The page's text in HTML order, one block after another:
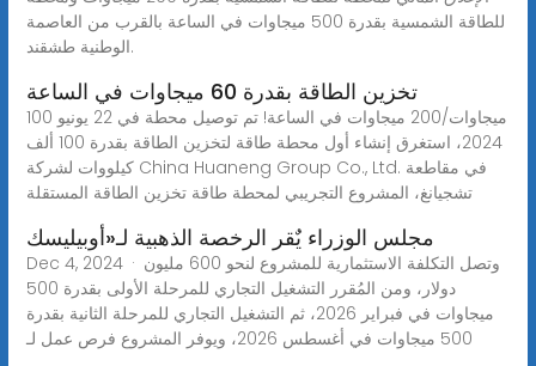
للطاقة الشمسية بقدرة 500 ميجاوات في الساعة بالقرب من العاصمة
الوطنية طشقند.
تخزين الطاقة بقدرة 60 ميجاوات في الساعة
100 ميجاوات/200 ميجاوات في الساعة! تم توصيل محطة في 22 يونيو
2024، استغرق إنشاء أول محطة طاقة لتخزين الطاقة بقدرة 100 ألف
كيلووات لشركة China Huaneng Group Co., Ltd. في مقاطعة
تشجيانغ، المشروع التجريبي لمحطة طاقة تخزين الطاقة المستقلة
مجلس الوزراء يٌقر الرخصة الذهبية لـ«أوبيليسك
Dec 4, 2024 · وتصل التكلفة الاستثمارية للمشروع لنحو 600 مليون
دولار، ومن المُقرر التشغيل التجاري للمرحلة الأولى بقدرة 500
ميجاوات في فبراير 2026، ثم التشغيل التجاري للمرحلة الثانية بقدرة
500 ميجاوات في أغسطس 2026، ويوفر المشروع فرص عمل لـ